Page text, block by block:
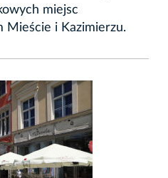
miejsc
Mieście i Kazimierzu.